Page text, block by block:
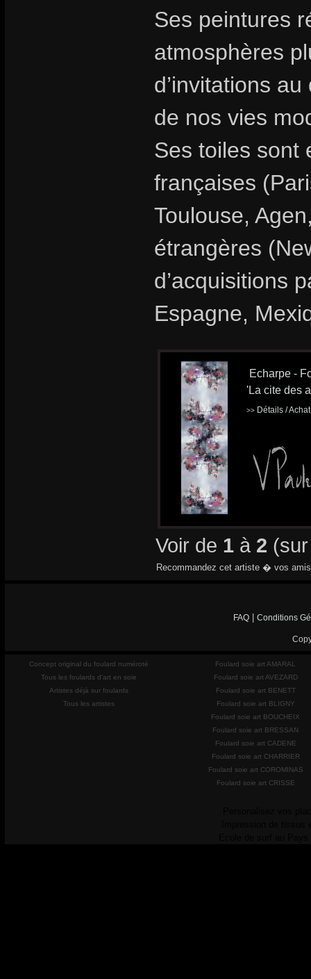
Ses peintures
atmosphères
d’invitations
de nos vies
Ses toiles sont
françaises
Toulouse,
étrangères
d’acquisitions
Espagne,
Echarpe -
'La cite des
>> Détails /
Voir de 1 à 2
Recommandez cet artiste � vos
FAQ Conditions
Concept original du foulard numéroté
Tous les foulards d'art en soie
Artistes déjà sur foulards
Tous les artistes
Foulard soie art AMARAL
Foulard soie art AVEZARD
Foulard soie art BENETT
Foulard soie art BLIGNY
Foulard soie art BOUCHEIX
Foulard soie art BRESSAN
Foulard soie art CADENE
Foulard soie art CHARRIER
Foulard soie art COROMINAS
Foulard soie art CRISSE